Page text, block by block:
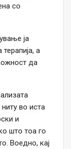
со
ја
а
да
во иста
и
што тоа го
Воедно, кај